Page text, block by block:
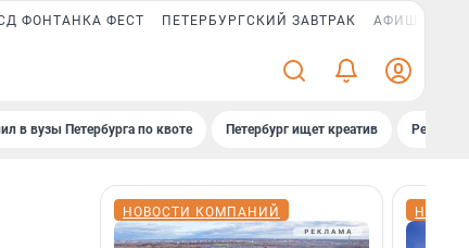
ФОНТАНКА ФЕСТ ПЕТЕРБУРГСКИЙ ЗАВТРАК АФИША PLUS
в вузы Петербурга по квоте Петербург ищет креатив
НОВОСТИ КОМПАНИЙ